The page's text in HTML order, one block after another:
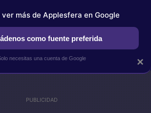
APPLESFERA SELECCIÓN
×
ver más de Applesfera en Google
como fuente preferida
necesitas una cuenta de Google